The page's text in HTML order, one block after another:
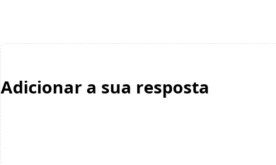
Adicionar a sua resposta